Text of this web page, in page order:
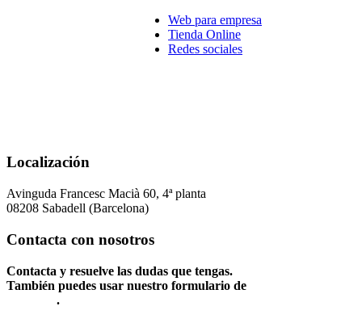
Web para empresa
Tienda Online
Redes sociales
Localización
Avinguda Francesc Macià 60, 4ª planta
08208 Sabadell (Barcelona)
Contacta con nosotros
Contacta y resuelve las dudas que tengas.
También puedes usar nuestro formulario de
.